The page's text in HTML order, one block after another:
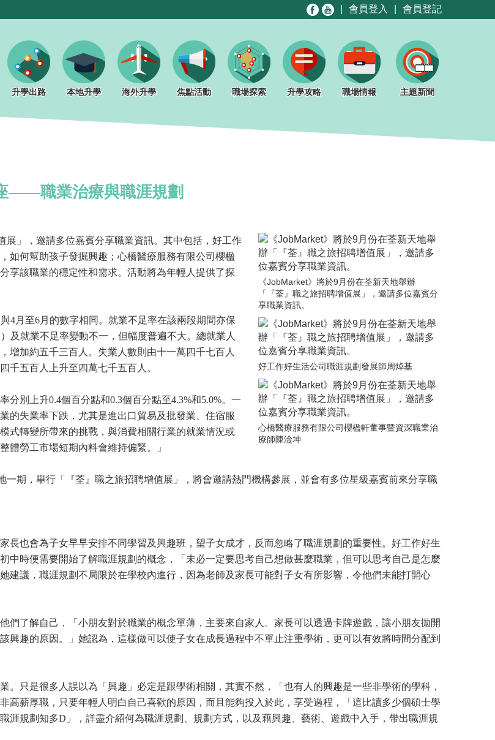
會員登入 會員登記
升學出路 本地升學 海外升學 焦點活動 職場探索 升學攻略 職場情報 主題新聞
——職業治療與職涯規劃
《JobMarket》將於9月份在荃新天地舉辦
「『荃』職之旅招聘增值展」，邀請多位嘉賓分
享職業資訊。
好工作好生活公司職涯規劃發展師周焯基
心橋醫療服務有限公司櫻楹軒董事暨資深職業治
療師陳淦坤
展」，邀請多位嘉賓分享職業資訊。其中包括，好工作
如何幫助孩子發掘興趣；心橋醫療服務有限公司櫻楹
享該職業的穩定性和需求。活動將為年輕人提供了探
4月至6月的數字相同。就業不足率在該兩段期間亦保
及就業不足率變動不一，但幅度普遍不大。總就業人
增加約五千三百人。失業人數則由十一萬四千七百人
千五百人上升至四萬七千五百人。
別上升0.4個百分點和0.3個百分點至4.3%和5.0%。一
的失業率下跌，尤其是進出口貿易及批發業、住宿服
式轉變所帶來的挑戰，與消費相關行業的就業情況或
體勞工市場短期內料會維持偏緊。」
一期，舉行「『荃』職之旅招聘增值展」，將會邀請熱門機構參展，並會有多位星級嘉賓前來分享職
長也會為子女早早安排不同學習及興趣班，望子女成才，反而忽略了職涯規劃的重要性。好工作好生
中時便需要開始了解職涯規劃的概念，「未必一定要思考自己想做甚麼職業，但可以思考自己是怎麼
建議，職涯規劃不局限於在學校內進行，因為老師及家長可能對子女有所影響，令他們未能打開心
們了解自己，「小朋友對於職業的概念單薄，主要來自家人。家長可以透過卡牌遊戲，讓小朋友拋開
興趣的原因。」她認為，這樣做可以使子女在成長過程中不單止注重學術，更可以有效將時間分配到
只是很多人誤以為「興趣」必定是跟學術相關，其實不然，「也有人的興趣是一些非學術的學科，
高薪厚職，只要年輕人明白自己喜歡的原因，而且能夠投入於此，享受過程，「這比讀多少個碩士學
涯規劃知多D」，詳盡介紹何為職涯規劃、規劃方式，以及藉興趣、藝術、遊戲中入手，帶出職涯規